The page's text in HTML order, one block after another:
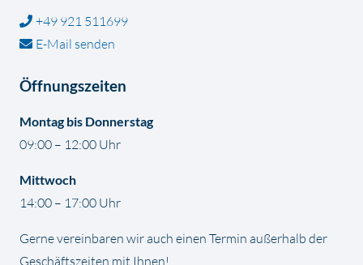
+49 921 511699
E-Mail senden
Öffnungszeiten
Montag bis Donnerstag
09:00 – 12:00 Uhr
Mittwoch
14:00 – 17:00 Uhr
Gerne vereinbaren wir auch einen Termin außerhalb der
Geschäftszeiten mit Ihnen!